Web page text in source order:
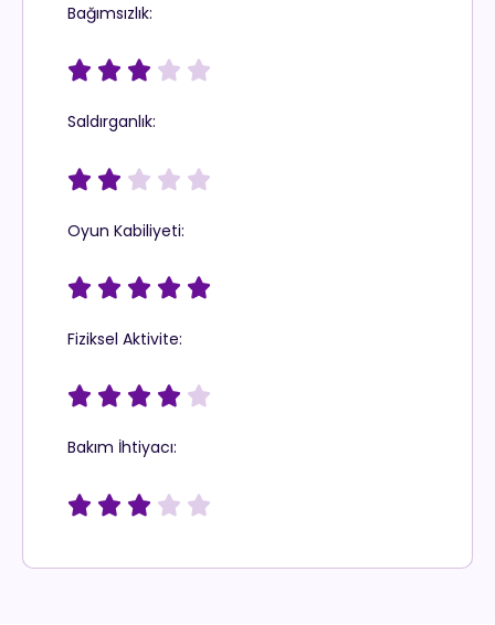
Bağımsızlık:
    
Saldırganlık:
    
Oyun Kabiliyeti:
    
Fiziksel Aktivite:
    
Bakım İhtiyacı:
    